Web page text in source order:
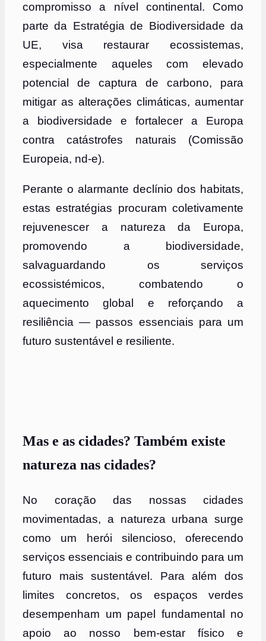
compromisso a nível continental. Como
parte da Estratégia de Biodiversidade da
UE, visa restaurar ecossistemas,
especialmente aqueles com elevado
potencial de captura de carbono, para
mitigar as alterações climáticas, aumentar
a biodiversidade e fortalecer a Europa
contra catástrofes naturais (Comissão
Europeia, nd-e).
Perante o alarmante declínio dos habitats,
estas estratégias procuram coletivamente
rejuvenescer a natureza da Europa,
promovendo a biodiversidade,
salvaguardando os serviços
ecossistémicos, combatendo o
aquecimento global e reforçando a
resiliência — passos essenciais para um
futuro sustentável e resiliente.
Mas e as cidades? Também existe
natureza nas cidades?
No coração das nossas cidades
movimentadas, a natureza urbana surge
como um herói silencioso, oferecendo
serviços essenciais e contribuindo para um
futuro mais sustentável. Para além dos
limites concretos, os espaços verdes
desempenham um papel fundamental no
apoio ao nosso bem-estar físico e